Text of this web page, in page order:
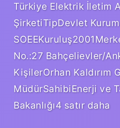
Türkiye Elektrik İletim
ŞirketiTipDevlet
No.:27 Bahçelievler/
KişilerOrhan Kaldırım
MüdürSahibiEnerji ve
Bakanlığı4 satır daha